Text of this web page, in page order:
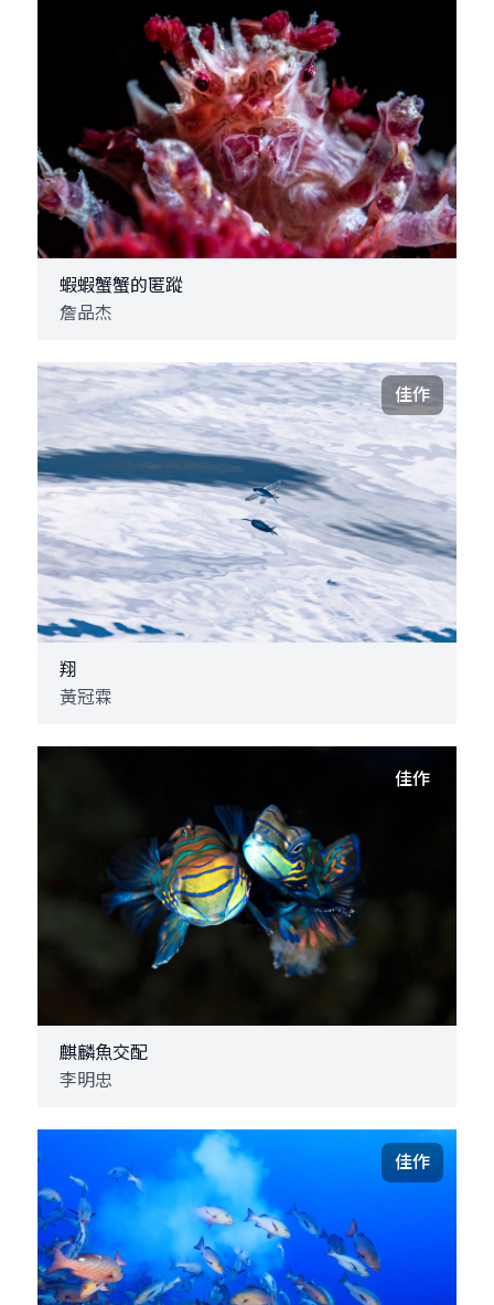
蝦蝦蟹蟹的匿蹤
詹品杰
佳作
翔
黃冠霖
佳作
麒麟魚交配
李明忠
佳作